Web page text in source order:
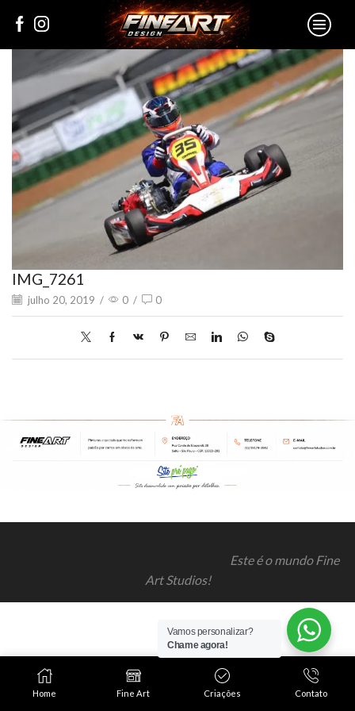
IMG_7261
julho 20, 2019 / 0 / 0
Este é o mundo Fine
Art Studios!
Home Fine Art Criações Contato
Vamos personalizar?
Chame agora!